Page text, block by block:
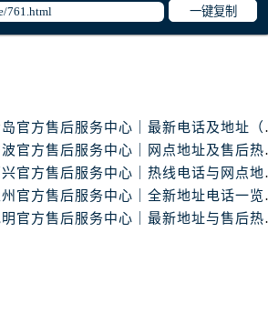
约）
预约）
心（需提前预约）
）
）
）
）
预约）
一键复制
亲身探访
亲身探访浪
亲身探访浪
亲身探访浪
亲身探访浪